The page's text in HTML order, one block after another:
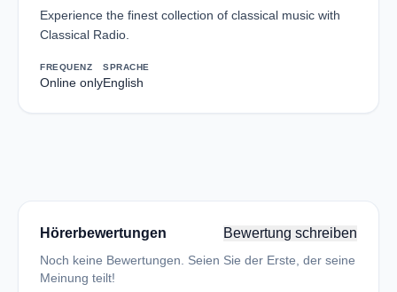
Experience the finest collection of classical music with
Classical Radio.
FREQUENZ
Online only
SPRACHE
English
Hörerbewertungen Bewertung schreiben
Noch keine Bewertungen. Seien Sie der Erste, der seine
Meinung teilt!